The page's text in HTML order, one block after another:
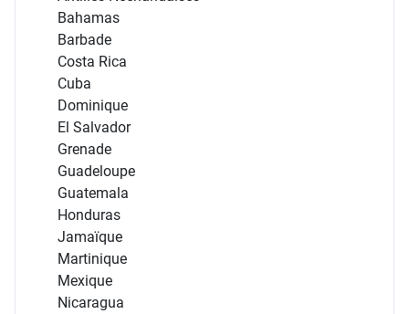
Bahamas
Barbade
Costa Rica
Cuba
Dominique
El Salvador
Grenade
Guadeloupe
Guatemala
Honduras
Jamaïque
Martinique
Mexique
Nicaragua